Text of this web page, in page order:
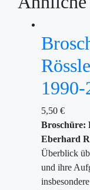
5,50 €
Broschüre:
Eberhard
Überblick
und ihre